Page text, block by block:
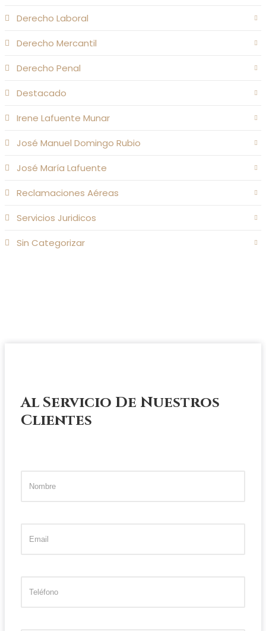
Derecho Laboral
Derecho Mercantil
Derecho Penal
Destacado
Irene Lafuente Munar
José Manuel Domingo Rubio
José María Lafuente
Reclamaciones Aéreas
Servicios Juridicos
Sin Categorizar
Al Servicio De Nuestros
Clientes